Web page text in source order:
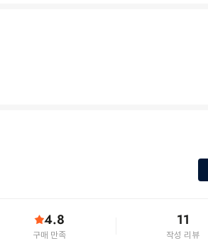
4.8
구매 만족
11
작성 리뷰